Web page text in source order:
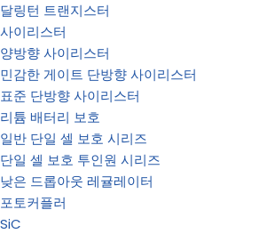
달링턴 트랜지스터
사이리스터
양방향 사이리스터
민감한 게이트 단방향 사이리스터
표준 단방향 사이리스터
리튬 배터리 보호
일반 단일 셀 보호 시리즈
단일 셀 보호 투인원 시리즈
낮은 드롭아웃 레귤레이터
포토커플러
SiC